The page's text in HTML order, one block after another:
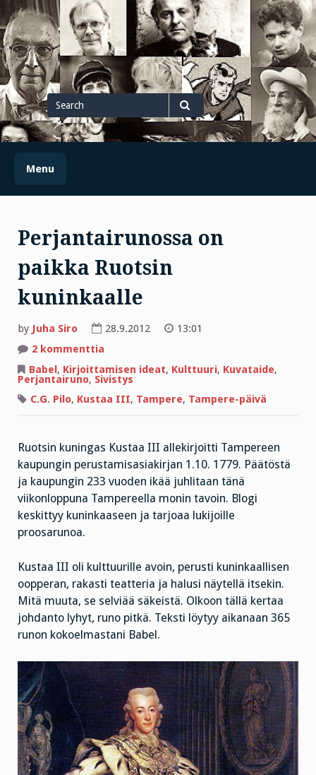
Skip
to
content
Search
for
Search
Menu
Perjantairunossa on
paikka Ruotsin
kuninkaalle
by Juha Siro 28.9.2012
13:01
2 kommenttia
on
paikka
Ruotsin
kuninkaalle
Babel, Kirjoittamisen ideat, Kulttuuri, Kuvataide,
Perjantairuno, Sivistys
C.G. Pilo, Kustaa III, Tampere, Tampere-päivä
Ruotsin kuningas Kustaa III allekirjoitti Tampereen
kaupungin perustamisasiakirjan 1.10. 1779. Päätöstä
ja kaupungin 233 vuoden ikää juhlitaan tänä
viikonloppuna Tampereella monin tavoin. Blogi
keskittyy kuninkaaseen ja tarjoaa lukijoille
proosarunoa.
Kustaa III oli kulttuurille avoin, perusti kuninkaallisen
oopperan, rakasti teatteria ja halusi näytellä itsekin.
Mitä muuta, se selviää säkeistä. Olkoon tällä kertaa
johdanto lyhyt, runo pitkä. Teksti löytyy aikanaan 365
runon kokoelmastani Babel.